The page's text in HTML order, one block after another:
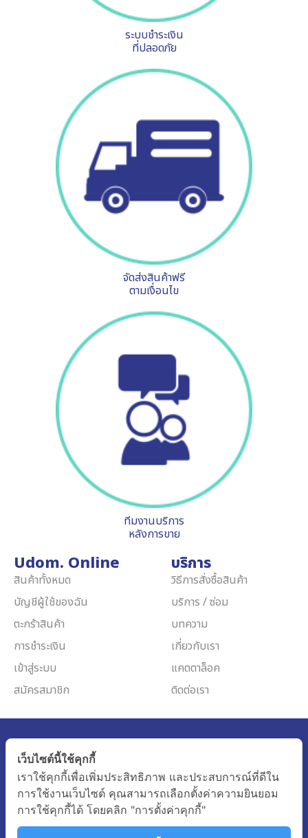
ระบบชำระเงิน
ที่ปลอดภัย
จัดส่งสินค้าฟรี
ตามเงื่อนไข
ทีมงานบริการ
หลังการขาย
Udom. Online
สินค้าทั้งหมด
บัญชีผู้ใช้ของฉัน
ตะกร้าสินค้า
การชำระเงิน
เข้าสู่ระบบ
สมัครสมาชิก
บริการ
วิธีการสั่งซื้อสินค้า
บริการ / ซ่อม
บทความ
เกี่ยวกับเรา
แคตตาล็อค
ติดต่อเรา
Udom Medical Equipment Co.,Ltd.
80 Pattanakarn 69, Prawet, Bangkok, 10250 Thailand
085-344-3444
เว็บไซต์นี้ใช้คุกกี้
เราใช้คุกกี้เพื่อเพิ่มประสิทธิภาพ และประสบการณ์ที่ดีใน
การใช้งานเว็บไซต์ คุณสามารถเลือกตั้งค่าความยินยอม
การใช้คุกกี้ได้ โดยคลิก "การตั้งค่าคุกกี้"